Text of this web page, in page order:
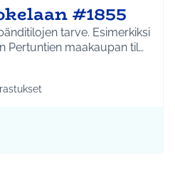
#1855
tarve. Esimerkiksi
Pertuntien maakaupan til…
Jokela
mukaan: Liikunta ja